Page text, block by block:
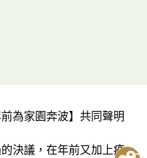
為家園奔波】共同聲明
決議，在年前又加上疫